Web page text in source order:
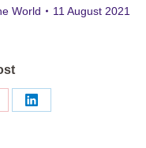
World 11 August 2021
Share